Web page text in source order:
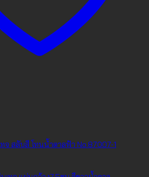
ทจ สลับสี โทนน้ำตาลฟ้า No.87007-1